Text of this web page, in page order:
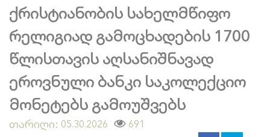
ქრისტიანობის სახელმწიფო
რელიგიად გამოცხადების 1700
წლისთავის აღსანიშნავად
ეროვნული ბანკი საკოლექციო
მონეტებს გამოუშვებს
თარიღი: 05.30.2026 691